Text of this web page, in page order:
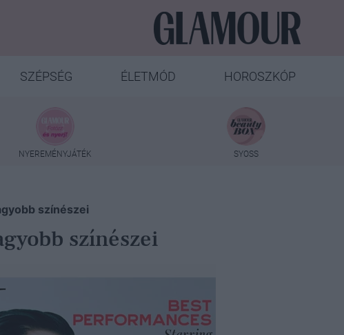
SZÉPSÉG ÉLETMÓD HOROSZKÓP
NYEREMÉNYJÁTÉK SYOSS
színészei
színészei